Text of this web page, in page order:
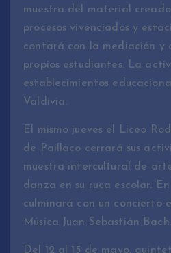
muestra del material
procesos vivenciados y
contará con la mediación y
propios estudiantes. La
establecimientos
Valdivia.
El mismo jueves el Liceo
de Paillaco cerrará sus
muestra intercultural de
danza en su ruca escolar.
culminará con un concierto
Música Juan Sebastián Bach.
Del 12 al 15 de mayo,